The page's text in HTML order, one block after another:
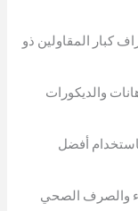
كبار المقاولين ذو
والديكورات
أفضل
والصرف الصحي